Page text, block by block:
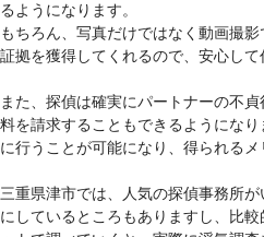
るようになります。
もちろん、写真だけではなく動画撮
証拠を獲得してくれるので、安心して
また、探偵は確実にパートナーの不
料を請求することもできるようにな
に行うことが可能になり、得られるメ
三重県津市では、人気の探偵事務所
にしているところもありますし、比